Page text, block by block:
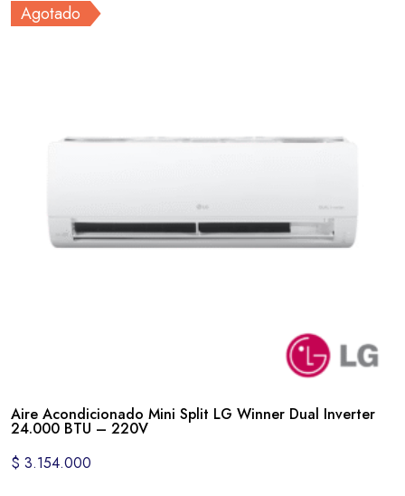
Agotado
Aire Acondicionado Mini Split LG Winner Dual Inverter
24.000 BTU – 220V
$ 3.154.000